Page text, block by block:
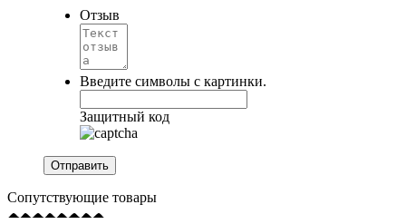
Отзыв
Введите символы с картинки.
Защитный код
Сопутствующие товары